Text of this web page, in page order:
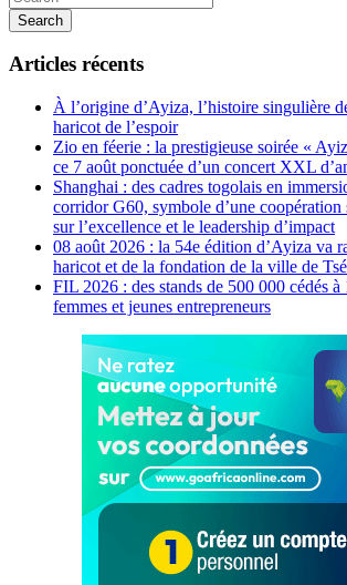
Search
Articles récents
À l’origine d’Ayiza, l’histoire singulière
haricot de l’espoir
Zio en féerie : la prestigieuse soirée «
ce 7 août ponctuée d’un concert XXL
Shanghai : des cadres togolais en
corridor G60, symbole d’une coopération
sur l’excellence et le leadership d’impact
08 août 2026 : la 54e édition d’Ayiza va
haricot et de la fondation de la ville de
FIL 2026 : des stands de 500 000 cédés
femmes et jeunes entrepreneurs